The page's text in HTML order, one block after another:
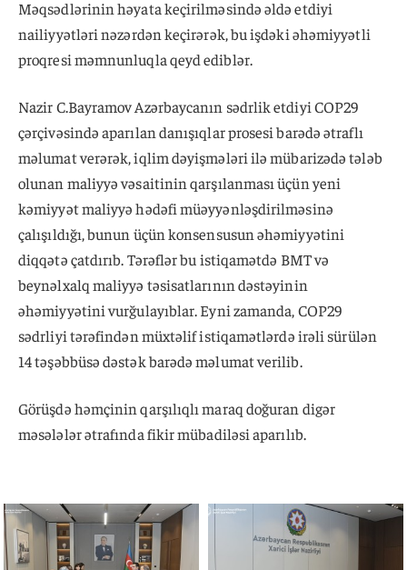
Məqsədlərinin həyata keçirilməsində əldə etdiyi
nailiyyətləri nəzərdən keçirərək, bu işdəki əhəmiyyətli
proqresi məmnunluqla qeyd ediblər.
Nazir C.Bayramov Azərbaycanın sədrlik etdiyi COP29
çərçivəsində aparılan danışıqlar prosesi barədə ətraflı
məlumat verərək, iqlim dəyişmələri ilə mübarizədə tələb
olunan maliyyə vəsaitinin qarşılanması üçün yeni
kəmiyyət maliyyə hədəfi müəyyənləşdirilməsinə
çalışıldığı, bunun üçün konsensusun əhəmiyyətini
diqqətə çatdırıb. Tərəflər bu istiqamətdə BMT və
beynəlxalq maliyyə təsisatlarının dəstəyinin
əhəmiyyətini vurğulayıblar. Eyni zamanda, COP29
sədrliyi tərəfindən müxtəlif istiqamətlərdə irəli sürülən
14 təşəbbüsə dəstək barədə məlumat verilib.
Görüşdə həmçinin qarşılıqlı maraq doğuran digər
məsələlər ətrafında fikir mübadiləsi aparılıb.